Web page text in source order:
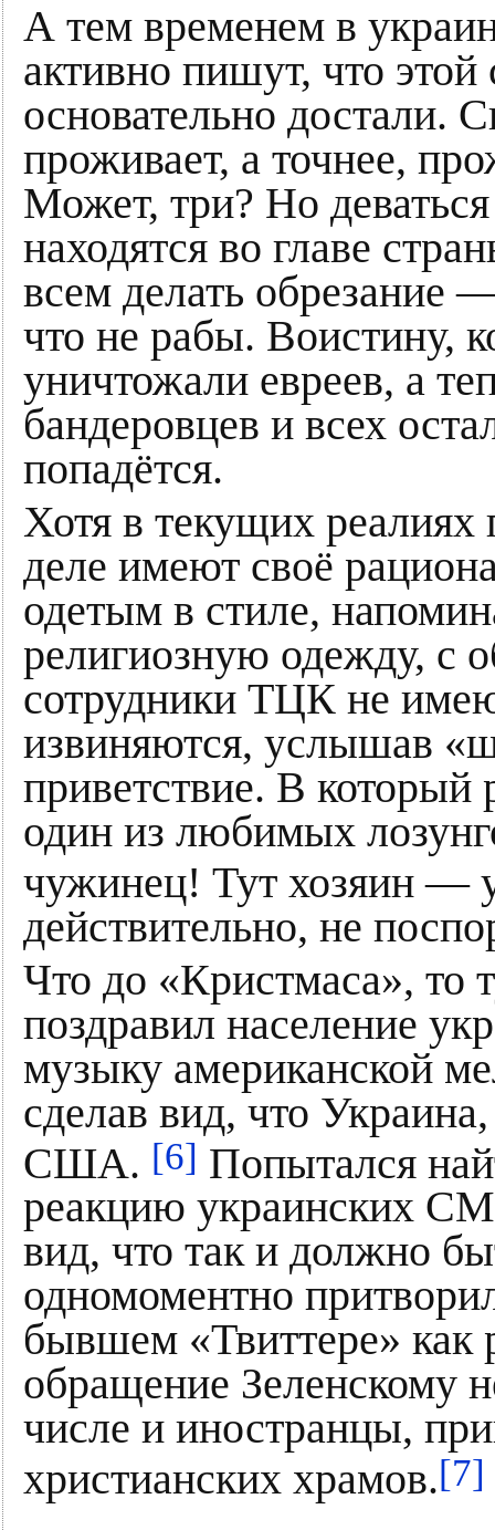
А тем временем в
активно пишут, что
основательно достали.
проживает, а точнее,
Может, три? Но
находятся во главе
всем делать обрезание
что не рабы. Воистину,
уничтожали евреев, а
бандеровцев и всех
попадётся.
Хотя в текущих
деле имеют своё
одетым в стиле,
религиозную одежду, с
сотрудники ТЦК не
извиняются, услышав
приветствие. В который
один из любимых
чужинец! Тут хозяин —
действительно, не
Что до «Кристмаса», то
поздравил население
музыку американской
сделав вид, что
США. [6] Попытался
реакцию украинских
вид, что так и должно
одномоментно
бывшем «Твиттере» как
обращение Зеленскому
числе и иностранцы,
христианских храмов.[7]